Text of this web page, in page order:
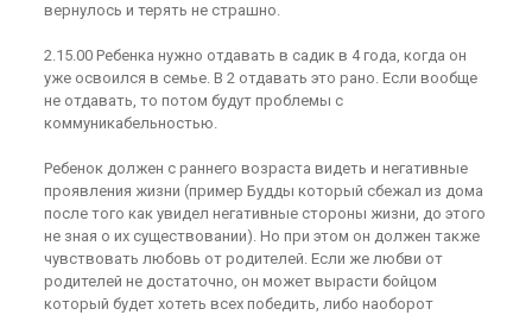
вернулось и терять не страшно.
2.15.00 Ребенка нужно отдавать в садик в 4 года, когда он
уже освоился в семье. В 2 отдавать это рано. Если вообще
не отдавать, то потом будут проблемы с
коммуникабельностью.
Ребенок должен с раннего возраста видеть и негативные
проявления жизни (пример Будды который сбежал из дома
после того как увидел негативные стороны жизни, до этого
не зная о их существовании). Но при этом он должен также
чувствовать любовь от родителей. Если же любви от
родителей не достаточно, он может вырасти бойцом
который будет хотеть всех победить, либо наоборот